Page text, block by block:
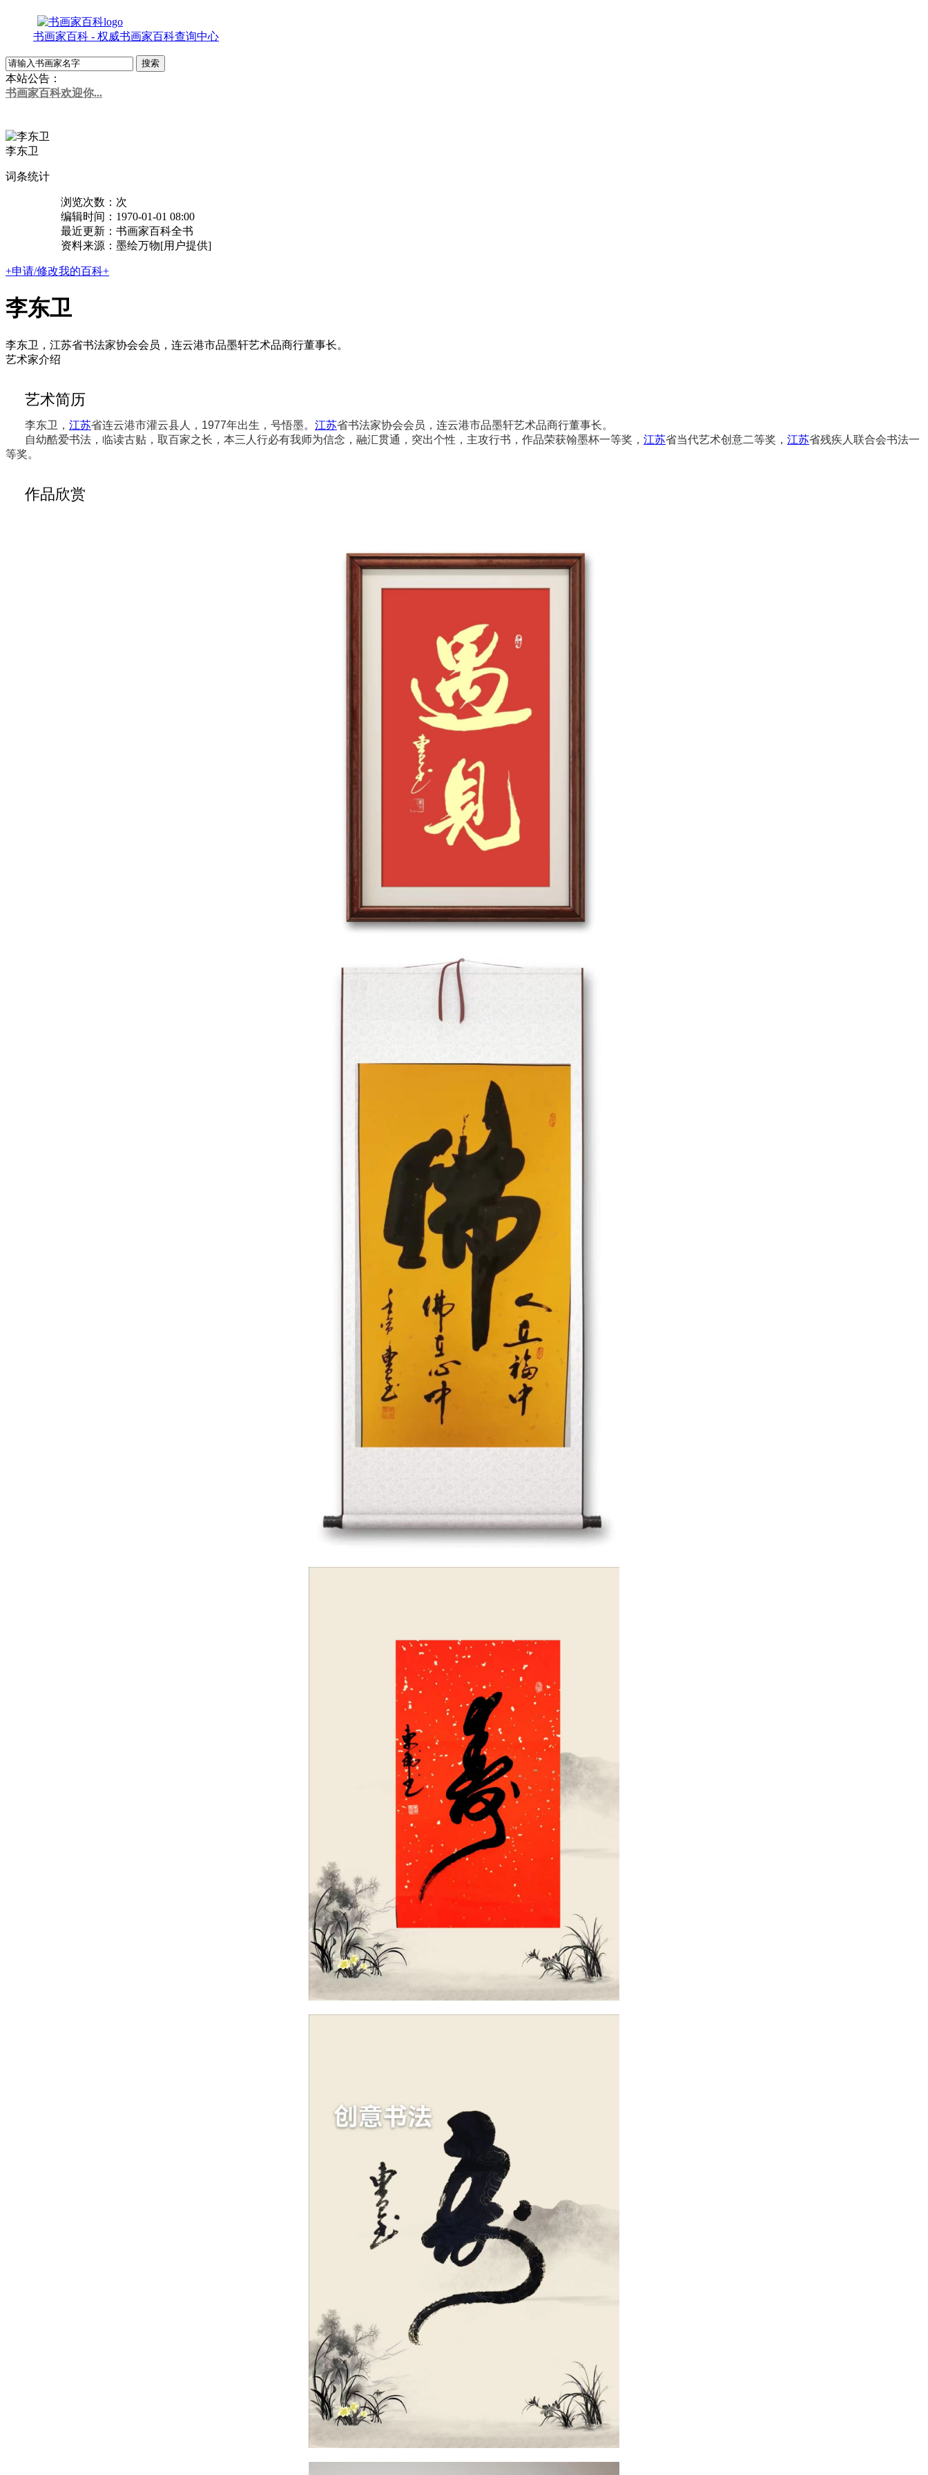
书画家百科 - 权威书画家百科查询中心
本站公告：
书画家百科欢迎你...
李东卫
词条统计
浏览次数： 次
编辑时间：1970-01-01 08:00
最近更新：书画家百科全书
资料来源：墨绘万物[用户提供]
+申请/修改我的百科+
李东卫
李东卫，江苏省书法家协会会员，连云港市品墨轩艺术品商行董事长。
艺术家介绍
艺术简历
李东卫， 江苏省连云港市灌云县人，1977年出生，号悟墨。 江苏省书法家协会会员，连云港市品墨轩艺术品商行董事长。
自幼酷爱书法，临读古贴，取百家之长，本三人行必有我师为信念，融汇贯通，突出个性，主攻行书，作品荣获翰墨杯一等奖， 江苏省当代艺术创意二等奖， 江苏省残疾人联合会书法一
等奖。
作品欣赏